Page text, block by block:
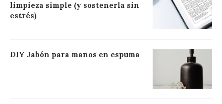
limpieza simple (y sostenerla sin
estrés)
DIY Jabón para manos en espuma